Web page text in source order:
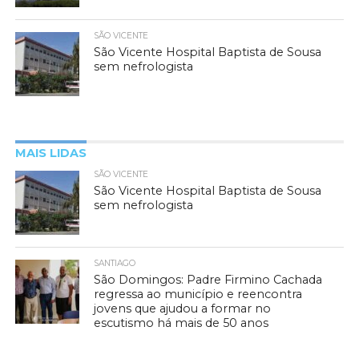
SÃO VICENTE
São Vicente Hospital Baptista de Sousa
sem nefrologista
MAIS LIDAS
SÃO VICENTE
São Vicente Hospital Baptista de Sousa
sem nefrologista
SANTIAGO
São Domingos: Padre Firmino Cachada
regressa ao município e reencontra
jovens que ajudou a formar no
escutismo há mais de 50 anos